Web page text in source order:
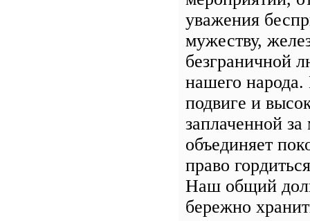
уважения
мужеству,
безграничной
нашего
подвиге и
заплаченной
объединяет
право
Наш общий
бережно